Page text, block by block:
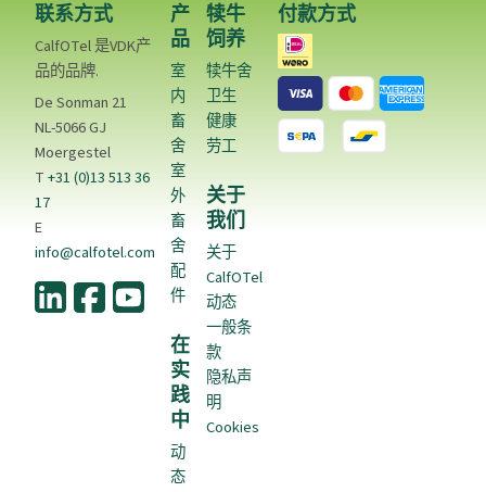
联系方式
CalfOTel 是VDK产
品的品牌.
De Sonman 21
NL-5066 GJ
Moergestel
T+31 (0)13 513 36
17
E
info@calfotel.com
产
品
室
内
畜
舍
室
外
畜
舍
配
件
在
实
践
中
动
态
犊牛
饲养
犊牛舍
卫生
健康
劳工
关于
我们
关于
CalfOTel
动态
一般条
款
隐私声
明
Cookies
付款方式